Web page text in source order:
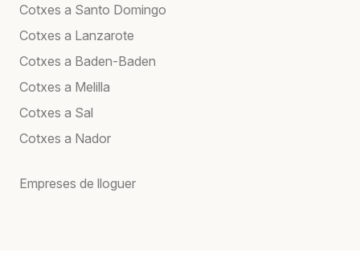
Cotxes a Santo Domingo
Cotxes a Lanzarote
Cotxes a Baden-Baden
Cotxes a Melilla
Cotxes a Sal
Cotxes a Nador
Empreses de lloguer